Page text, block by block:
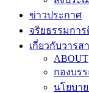
ข่าวประกาศ
จริยธรรมกา
เกี่ยวกับวารส
ABOUT
กองบร
นโยบา